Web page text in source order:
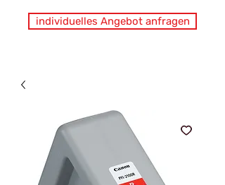
individuelles Angebot anfragen